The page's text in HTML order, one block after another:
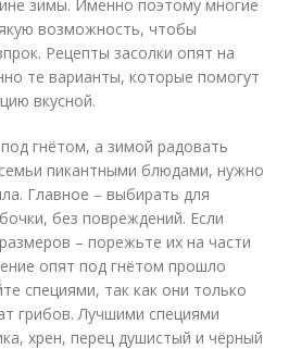
зимы. Именно поэтому многие
возможность, чтобы
Рецепты засолки опят на
те варианты, которые помогут
вкусной.
гнётом, а зимой радовать
пикантными блюдами, нужно
Главное – выбирать для
без повреждений. Если
– порежьте их на части
опят под гнётом прошло
специями, так как они только
грибов. Лучшими специями
хрен, перец душистый и чёрный